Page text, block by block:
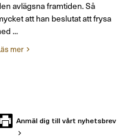
avlägsna framtiden. Så
att han beslutat att frysa
...
mer
Anmäl dig till vårt nyhetsbrev